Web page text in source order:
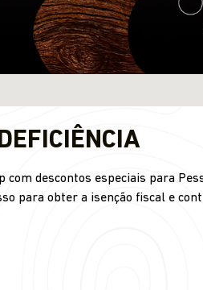
descontos especiais para
para obter a isenção fiscal e